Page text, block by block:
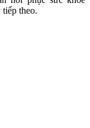
tiếp theo.